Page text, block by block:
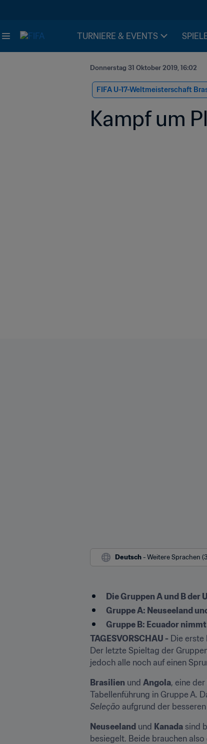
TURNIERE & EVENTS
Donnerstag 31 Oktober 2019, 16:02
FIFA U-17-Weltmeisterschaft
Kampf um
Deutsch - Weitere Sprachen
Die Gruppen A und B der
Gruppe A: Neuseeland
Gruppe B: Ecuador
TAGESVORSCHAU - Die erste
Der letzte Spieltag der
jedoch alle noch auf einen
Brasilien und Angola, eine
Seleção aufgrund der
Neuseeland und Kanada sind
besiegelt. Beide brauchen